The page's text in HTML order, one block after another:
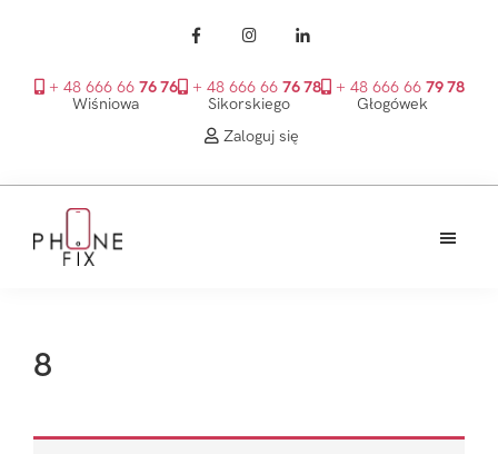
+ 48 666 66 76 76
Wiśniowa
+ 48 666 66 76 78
Sikorskiego
+ 48 666 66 79 78
Głogówek
Zaloguj się
głównego
8